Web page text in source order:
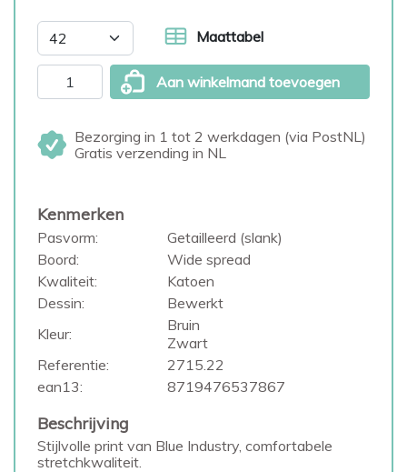
Maattabel
Aan winkelmand toevoegen
Bezorging in 1 tot 2 werkdagen (via PostNL)
Gratis verzending in NL
Kenmerken
Pasvorm:
Getailleerd (slank)
Boord:
Wide spread
Kwaliteit:
Katoen
Dessin:
Bewerkt
Kleur:
Bruin
Zwart
Referentie:
2715.22
ean13:
8719476537867
Beschrijving
Stijlvolle print van Blue Industry, comfortabele
stretchkwaliteit.